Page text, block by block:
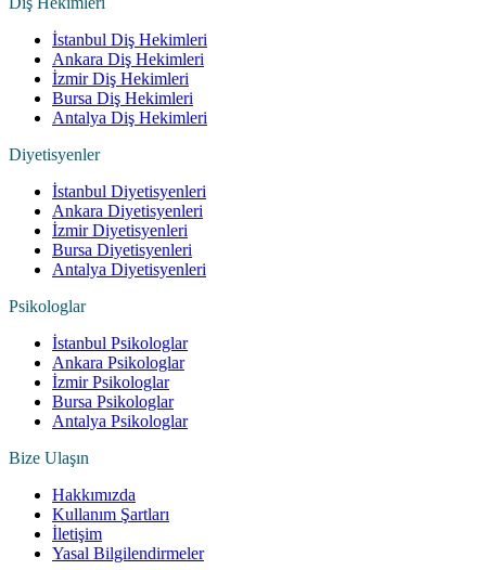
İstanbul Diş Hekimleri
Ankara Diş Hekimleri
İzmir Diş Hekimleri
Bursa Diş Hekimleri
Antalya Diş Hekimleri
Diyetisyenler
İstanbul Diyetisyenleri
Ankara Diyetisyenleri
İzmir Diyetisyenleri
Bursa Diyetisyenleri
Antalya Diyetisyenleri
Psikologlar
İstanbul Psikologlar
Ankara Psikologlar
İzmir Psikologlar
Bursa Psikologlar
Antalya Psikologlar
Bize Ulaşın
Hakkımızda
Kullanım Şartları
İletişim
Yasal Bilgilendirmeler